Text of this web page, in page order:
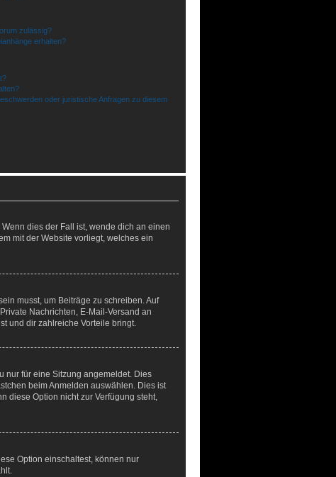
zulässig?
erhalten?
oder juristische Anfragen zu diesem
dies der Fall ist, wende dich an einen
mit der Website vorliegt, welches ein
musst, um Beiträge zu schreiben. Auf
Nachrichten, E-Mail-Versand an
und dir zahlreiche Vorteile bringt.
nur für eine Sitzung angemeldet. Dies
beim Anmelden auswählen. Dies ist
diese Option nicht zur Verfügung steht,
Option einschaltest, können nur